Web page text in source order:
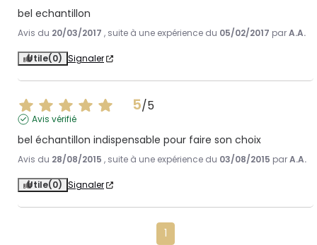
bel echantillon
Avis du 20/03/2017 , suite à une expérience du 05/02/2017 parA.A.
Utile(0) Signaler
5/5
Avis vérifié
bel échantillon indispensable pour faire son choix
Avis du 28/08/2015 , suite à une expérience du 03/08/2015 parA.A.
Utile(0) Signaler
1